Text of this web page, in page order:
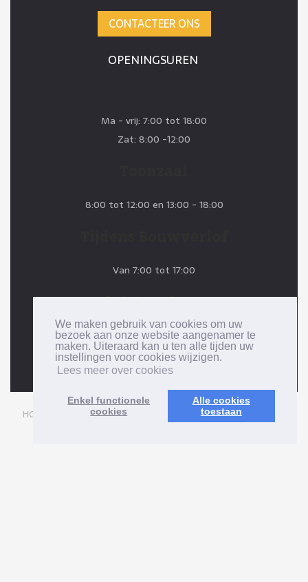
We maken gebruik van cookies om uw
bezoek aan onze website aangenamer te
maken. Uiteraard kan u ten alle tijden uw
instellingen voor cookies wijzigen.
Lees meer over cookies
Enkel functionele
cookies
Alle cookies
toestaan
CONTACTEER ONS
OPENINGSUREN
Ma - vrij: 7:00 tot 18:00
Zat: 8:00 -12:00
8:00 tot 12:00 en 13:00 - 18:00
Van 7:00 tot 17:00
Sluitingsdagen
Maandag 14 augustus 2023
Dinsdag 15 augustus 2023
HOME AANBOD SPECIALISATIE NIEUW
CONTACT